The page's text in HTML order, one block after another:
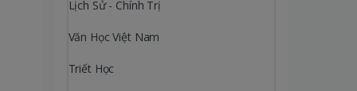
Lịch Sử - Chính Trị
Văn Học Việt Nam
Triết Học